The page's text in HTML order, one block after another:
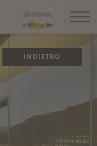
INDIETRO